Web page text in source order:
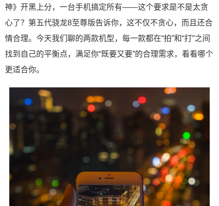
神》开黑上分，一台手机搞定所有——这个要求是不是太贪
心了？第五代骁龙8至尊版告诉你，这不仅不贪心，而且还合
情合理。今天我们聊的两款机型，每一款都在“拍”和“打”之间
找到自己的平衡点，满足你“既要又要”的合理需求，看看哪个
更适合你。